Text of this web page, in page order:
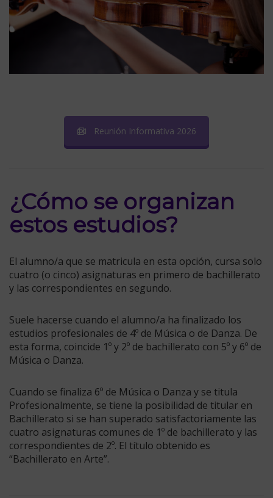
Reunión Informativa 2026
¿Cómo se organizan
estos estudios?
El alumno/a que se matricula en esta opción, cursa solo
cuatro (o cinco) asignaturas en primero de bachillerato
y las correspondientes en segundo.
Suele hacerse cuando el alumno/a ha finalizado los
estudios profesionales de 4º de Música o de Danza. De
esta forma, coincide 1º y 2º de bachillerato con 5º y 6º de
Música o Danza.
Cuando se finaliza 6º de Música o Danza y se titula
Profesionalmente, se tiene la posibilidad de titular en
Bachillerato si se han superado satisfactoriamente las
cuatro asignaturas comunes de 1º de bachillerato y las
correspondientes de 2º. El título obtenido es
“Bachillerato en Arte”.